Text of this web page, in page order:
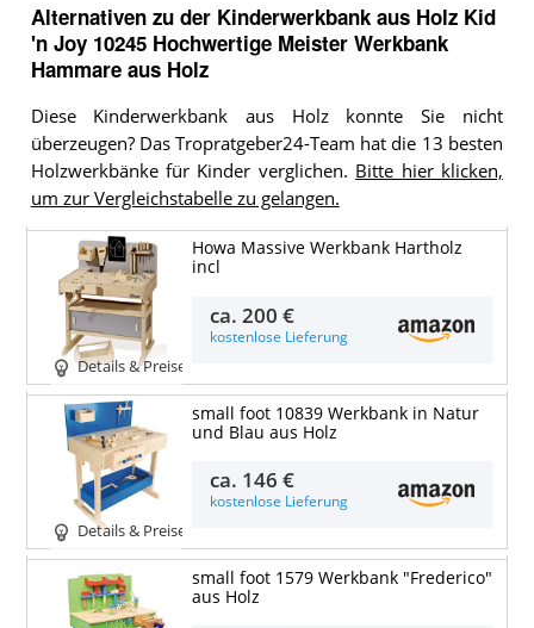
Alternativen zu der Kinderwerkbank aus Holz Kid
'n Joy 10245 Hochwertige Meister Werkbank
Hammare aus Holz
Diese Kinderwerkbank aus Holz konnte Sie nicht
überzeugen? Das Tropratgeber24-Team hat die 13 besten
Holzwerkbänke für Kinder verglichen. Bitte hier klicken,
um zur Vergleichstabelle zu gelangen.
Details & Preise
Howa Massive Werkbank Hartholz
incl
ca.200 €
kostenlose Lieferung
Details & Preise
small foot 10839 Werkbank in Natur
und Blau aus Holz
ca. 146 €
kostenlose Lieferung
small foot 1579 Werkbank "Frederico"
aus Holz